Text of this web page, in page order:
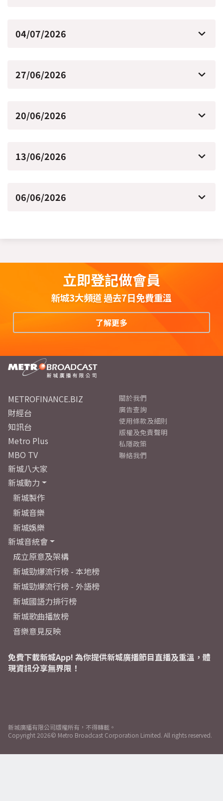
04/07/2026
27/06/2026
20/06/2026
13/06/2026
06/06/2026
立即登記做會員
新城3大頻道 過去7日免費重溫
了解更多
METROFINANCE.BIZ
財經台
知訊台
Metro Plus
MBO TV
新城八大家
新城動力
新城製作
新城音樂
新城娛樂
新城音統會
成立原意及架構
新城勁爆流行榜 - 本地榜
新城勁爆流行榜 - 外語榜
新城國語力排行榜
新城歌曲播放榜
音樂意見反映
關於我們
廣告查詢
使用條款及細則
版權及免責聲明
私隱政策
聯絡我們
免費下載新城App! 為你提供新城廣播節目直播及重溫，體
現資訊分享無界限！
新城廣播有限公司版權所有，不得轉載。
Copyright 2026© Metro Broadcast Corporation Limited. All rights reserved.